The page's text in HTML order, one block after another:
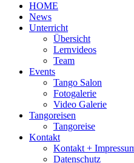
HOME
News
Unterricht
Übersicht
Lernvideos
Team
Events
Tango Salon
Fotogalerie
Video Galerie
Tangoreisen
Tangoreise
Kontakt
Kontakt +
Datenschutz